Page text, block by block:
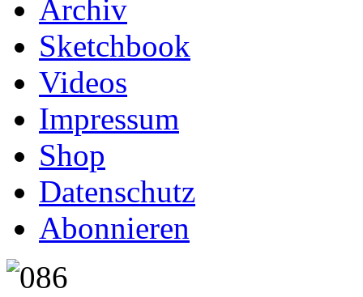
Archiv
Sketchbook
Videos
Impressum
Shop
Datenschutz
Abonnieren